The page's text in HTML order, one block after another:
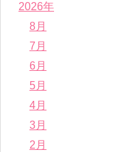
2026年
8月
7月
6月
5月
4月
3月
2月